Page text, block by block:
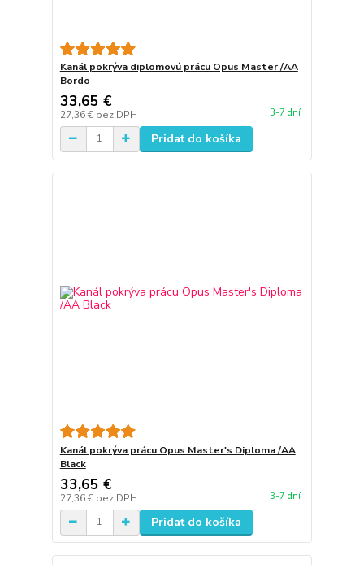
Kanál pokrýva diplomovú prácu Opus Master /AA
Bordo
33,65 €
27,36 € bez DPH 3-7 dní
Pridať do košíka
Kanál pokrýva prácu Opus Master's Diploma /AA
Black
33,65 €
27,36 € bez DPH 3-7 dní
Pridať do košíka